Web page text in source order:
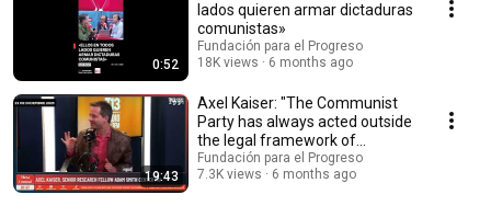
0:52
lados quieren armar dictaduras
comunistas»
Fundación para el Progreso
18K views
6 months ago
19:43
Axel Kaiser: "The Communist
Party has always acted outside
the legal framework of
democracy."
Fundación para el Progreso
7.3K views
6 months ago